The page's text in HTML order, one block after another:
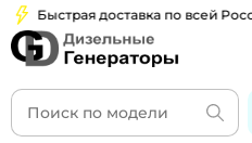
Быстрая доставка по всей России